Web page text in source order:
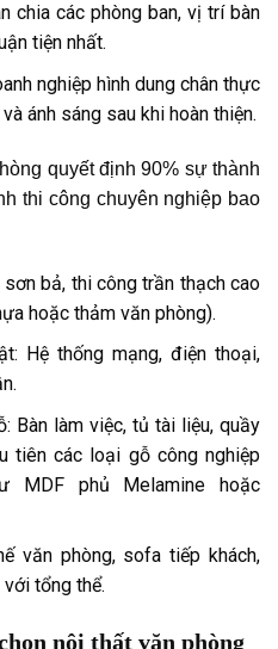
chia các phòng ban, vị trí bàn
tiện nhất.
nghiệp hình dung chân thực
ánh sáng sau khi hoàn thiện.
quyết định 90% sự thành
thi công chuyên nghiệp bao
bả, thi công trần thạch cao
hoặc thảm văn phòng).
Hệ thống mạng, điện thoại,
Bàn làm việc, tủ tài liệu, quầy
tiên các loại gỗ công nghiệp
MDF phủ Melamine hoặc
văn phòng, sofa tiếp khách,
tổng thể.
nội thất văn phòng